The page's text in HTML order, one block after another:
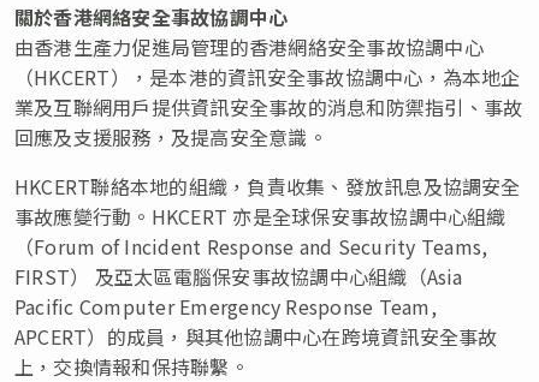
關於香港網絡安全事故協調中心
由香港生產力促進局管理的香港網絡安全事故協調中心
（HKCERT），是本港的資訊安全事故協調中心，為本地企
業及互聯網用戶提供資訊安全事故的消息和防禦指引、事故
回應及支援服務，及提高安全意識。
HKCERT聯絡本地的組織，負責收集、發放訊息及協調安全
事故應變行動。HKCERT 亦是全球保安事故協調中心組織
（Forum of Incident Response and Security Teams,
FIRST） 及亞太區電腦保安事故協調中心組織（Asia
Pacific Computer Emergency Response Team,
APCERT）的成員，與其他協調中心在跨境資訊安全事故
上，交換情報和保持聯繫。